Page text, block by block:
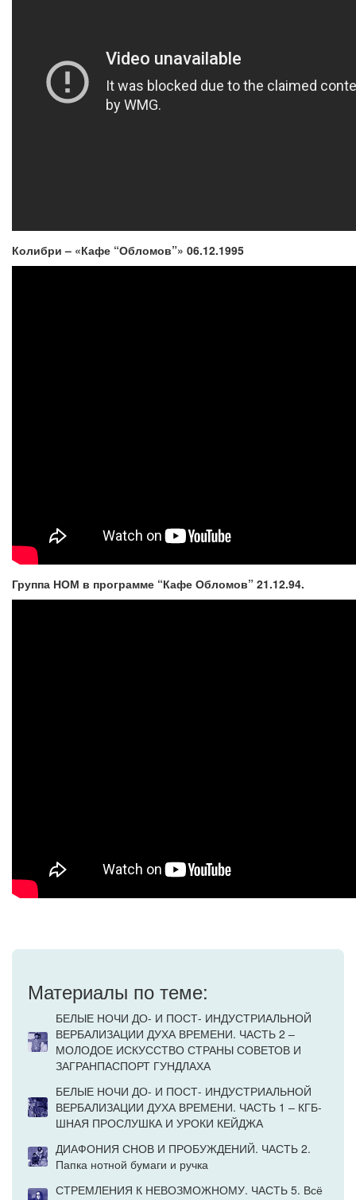
Колибри – «Кафе “Обломов”» 06.12.1995
Группа НОМ в программе “Кафе Обломов” 21.12.94.
Материалы по теме:
БЕЛЫЕ НОЧИ ДО- И ПОСТ- ИНДУСТРИАЛЬНОЙ
ВЕРБАЛИЗАЦИИ ДУХА ВРЕМЕНИ. ЧАСТЬ 2 –
МОЛОДОЕ ИСКУССТВО СТРАНЫ СОВЕТОВ И
ЗАГРАНПАСПОРТ ГУНДЛАХА
БЕЛЫЕ НОЧИ ДО- И ПОСТ- ИНДУСТРИАЛЬНОЙ
ВЕРБАЛИЗАЦИИ ДУХА ВРЕМЕНИ. ЧАСТЬ 1 – КГБ-
ШНАЯ ПРОСЛУШКА И УРОКИ КЕЙДЖА
ДИАФОНИЯ СНОВ И ПРОБУЖДЕНИЙ. ЧАСТЬ 2.
Папка нотной бумаги и ручка
СТРЕМЛЕНИЯ К НЕВОЗМОЖНОМУ. ЧАСТЬ 5. Всё